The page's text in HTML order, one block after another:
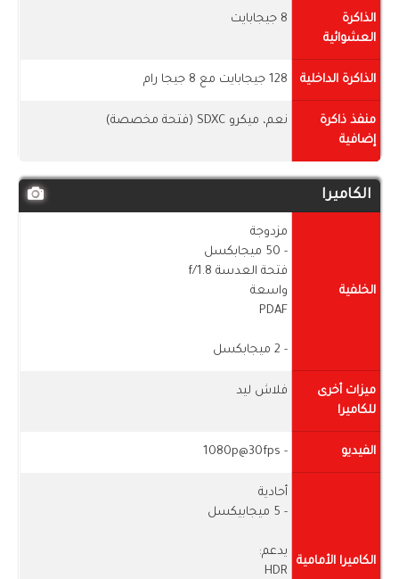
الذاكرة
العشوائية
8 جيجابايت
الذاكرة الداخلية 128 جيجابايت مع 8 جيجا رام
منفذ ذاكرة
إضافية
نعم، ميكرو SDXC (فتحة مخصصة)
الكاميرا
الخلفية
مزدوجة
- 50 ميجابكسل
فتحة العدسة f/1.8
واسعة
PDAF
- 2 ميجابكسل
ميزات أخرى
للكاميرا
فلاش ليد
الفيديو - 1080p@30fps
الكاميرا الأمامية
أحادية
- 5 ميجابيكسل
يدعم:
HDR